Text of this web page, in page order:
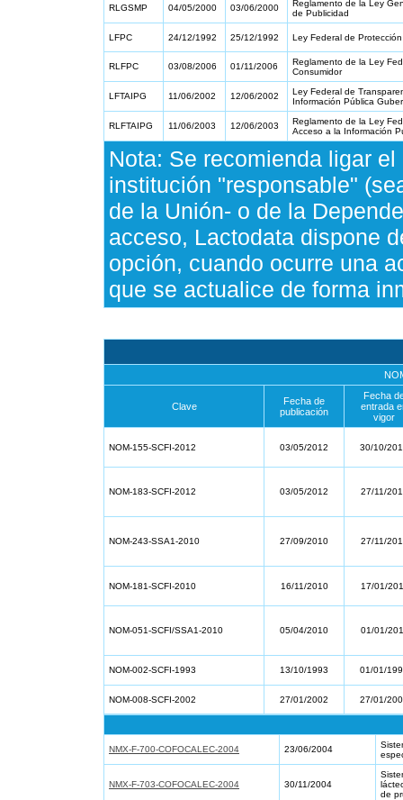
RLGSMP 04/05/2000 03/06/2000
Reglamento de la Ley
de Publicidad
LFPC 24/12/1992 25/12/1992 Ley Federal de
RLFPC 03/08/2006 01/11/2006
Reglamento de la Ley
Consumidor
LFTAIPG 11/06/2002 12/06/2002
Ley Federal de
Información Pública
RLFTAIPG 11/06/2003 12/06/2003
Reglamento de la Ley
Acceso a la Información
Nota: Se recomienda ligar
institución "responsable"
de la Unión- o de la
acceso, Lactodata dispone
opción, cuando ocurre una
que se actualice de forma
Clave
Fecha de
publicación
Fecha
entrada
vigor
NOM-155-SCFI-2012 03/05/2012 30/10/
NOM-183-SCFI-2012 03/05/2012 27/11/
NOM-243-SSA1-2010 27/09/2010 27/11/
NOM-181-SCFI-2010 16/11/2010 17/01/
NOM-051-SCFI/SSA1-2010 05/04/2010 01/01/
NOM-002-SCFI-1993 13/10/1993 01/01/
NOM-008-SCFI-2002 27/01/2002 27/01/
NMX-F-700-COFOCALEC-2004 23/06/2004
NMX-F-703-COFOCALEC-2004 30/11/2004
de